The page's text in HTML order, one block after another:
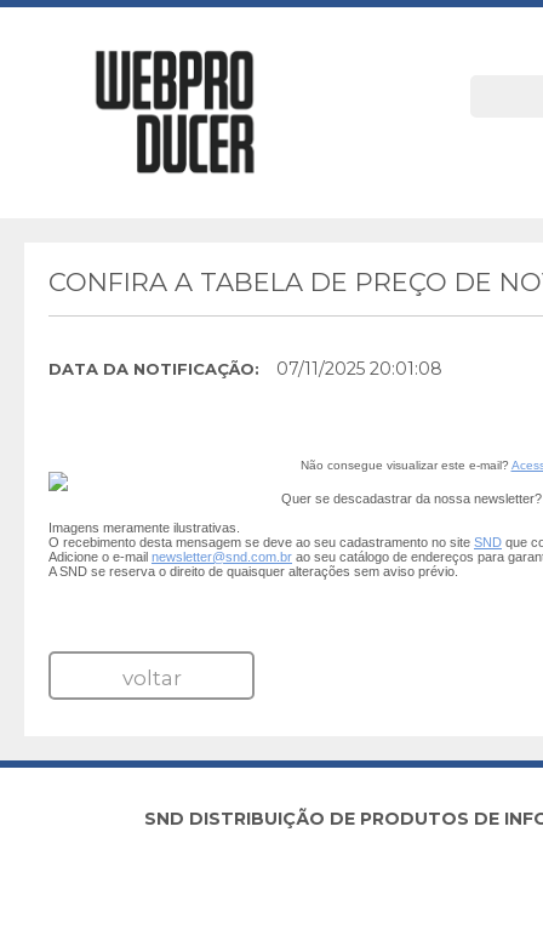
CONFIRA A TABELA DE PREÇO DE
DATA DA NOTIFICAÇÃO: 07/11/2025 20:01:08
Não consegue visualizar este e-mail?
Quer se descadastrar da nossa
Imagens meramente ilustrativas.
O recebimento desta mensagem se deve ao seu cadastramento no site SND que
Adicione o e-mail newsletter@snd.com.br ao seu catálogo de endereços para
A SND se reserva o direito de quaisquer alterações sem aviso prévio.
voltar
SND DISTRIBUIÇÃO DE PRODUTOS DE